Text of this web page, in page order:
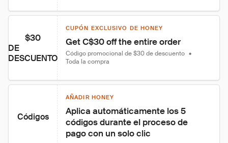
$30
DE
DESCUENTO
CUPÓN EXCLUSIVO DE HONEY
Get C$30 off the entire order
Código promocional de $30 de descuento •
Toda la compra
Códigos
AÑADIR HONEY
Aplica automáticamente los 5
códigos durante el proceso de
pago con un solo clic